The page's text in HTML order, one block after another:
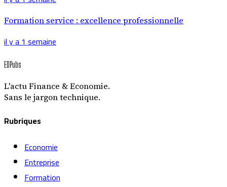
Formation service : excellence professionnelle
il y a 1 semaine
EDPubs
L'actu Finance & Economie.
Sans le jargon technique.
Rubriques
Economie
Entreprise
Formation